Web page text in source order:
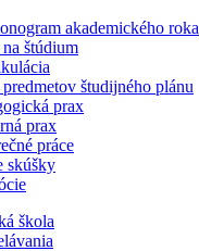
akademického roka
štúdium
predmetov študijného plánu
prax
prax
práce
skúšky
škola